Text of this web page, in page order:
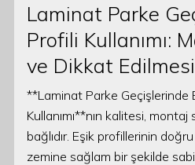
Laminat Parke
Profili Kullanımı:
ve Dikkat
**Laminat Parke Geçişlerinde
Kullanımı**nın kalitesi,
bağlıdır. Eşik profillerinin
zemine sağlam bir şekilde